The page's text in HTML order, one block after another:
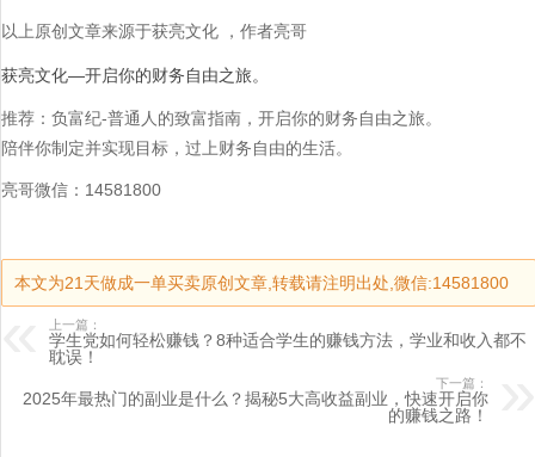
以上原创文章来源于获亮文化 ，作者亮哥
获亮文化—开启你的财务自由之旅。
推荐：负富纪-普通人的致富指南，开启你的财务自由之旅。
陪伴你制定并实现目标，过上财务自由的生活。
亮哥微信：14581800
本文为21天做成一单买卖原创文章,转载请注明出处,微信:14581800
上一篇：
学生党如何轻松赚钱？8种适合学生的赚钱方法，学业和收入都不
耽误！
下一篇：
2025年最热门的副业是什么？揭秘5大高收益副业，快速开启你
的赚钱之路！